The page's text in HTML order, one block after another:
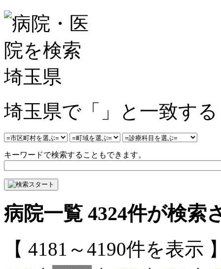
埼玉県で「」と一致す
キーワードで検索することもできます。
病院一覧 4324件が検索
【 4181～4190件を表示